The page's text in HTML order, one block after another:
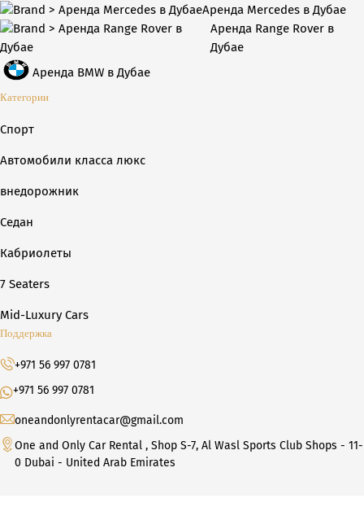
Аренда Mercedes в Дубае
Аренда Range Rover в
Дубае
Аренда BMW в Дубае
Категории
Спорт
Автомобили класса люкс
внедорожник
Седан
Кабриолеты
7 Seaters
Mid-Luxury Cars
Поддержка
+971 56 997 0781
+971 56 997 0781
oneandonlyrentacar@gmail.com
One and Only Car Rental , Shop S-7, Al Wasl Sports Club Shops - 11-
0 Dubai - United Arab Emirates